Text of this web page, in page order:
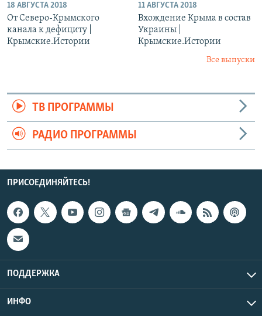
18 АВГУСТА 2018
От Северо-Крымского
канала к дефициту |
Крымские.Истории
11 АВГУСТА 2018
Вхождение Крыма в состав
Украины |
Крымские.Истории
Все выпуски
ТВ ПРОГРАММЫ
РАДИО ПРОГРАММЫ
ПРИСОЕДИНЯЙТЕСЬ!
ПОДДЕРЖКА
ИНФО